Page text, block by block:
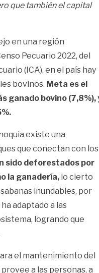
que también el capital
en una región
Pecuario 2022, del
(ICA), en el país hay
bovinos. Meta es el
ganado bovino (7,8%),
existe una
que conectan con los
sido deforestados por
la ganadería, lo cierto
inundables, por
adaptado a las
logrando que
el mantenimiento del
a las personas, a